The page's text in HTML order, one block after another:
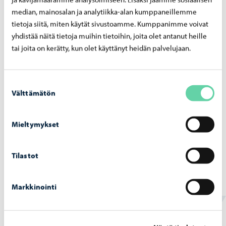
median, mainosalan ja analytiikka-alan kumppaneillemme
tietoja siitä, miten käytät sivustoamme. Kumppanimme voivat
yhdistää näitä tietoja muihin tietoihin, joita olet antanut heille
tai joita on kerätty, kun olet käyttänyt heidän palvelujaan.
valinta
Välttämätön
Mieltymykset
Tilastot
Markkinointi
Alek­san­te­rin­ka­dun silta ava­taan lii­ken­teel­le